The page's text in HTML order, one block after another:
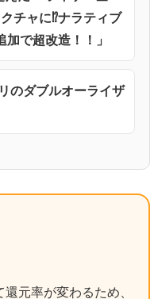
チャに⁉️ナラティブ
で超改造！！」
のダブルオーライザ
元率が変わるため、